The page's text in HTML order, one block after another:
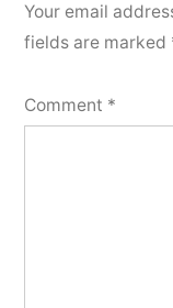
Your email
fields are marked
Comment *